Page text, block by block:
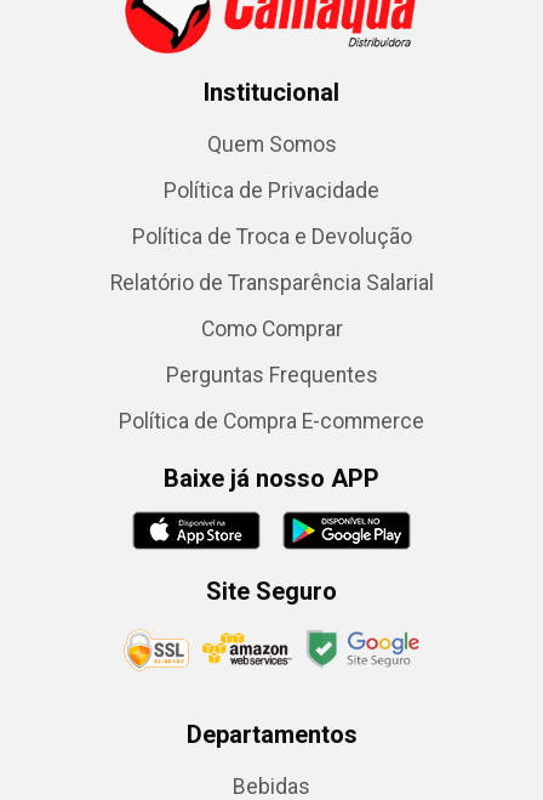
Institucional
Quem Somos
Política de Privacidade
Política de Troca e Devolução
Relatório de Transparência Salarial
Como Comprar
Perguntas Frequentes
Política de Compra E-commerce
Baixe já nosso APP
Site Seguro
Departamentos
Bebidas